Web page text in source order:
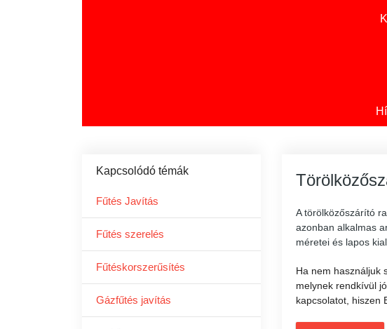
Kapcsolódó témák
Fűtés Javítás
Fűtés szerelés
Fűtéskorszerűsítés
Gázfűtés javítás
A törölközőszárító
azonban alkalmas
méretei és lapos
Ha nem használjuk
melynek rendkívül
kapcsolatot, hiszen